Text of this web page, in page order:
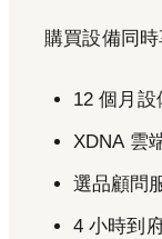
購買設備同時
12 個月設
XDNA 雲
選品顧問
4 小時到